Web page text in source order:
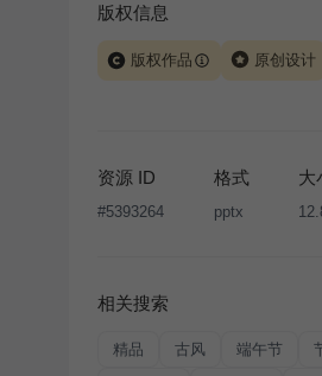
版权信息
版权作品 原创设计
版权声明
条款，禁止任何形式的
经投权许可任何人不得擅自转载
资源 ID
#5393264
格式
pptx
大
相关搜索
精品 古风 端午节